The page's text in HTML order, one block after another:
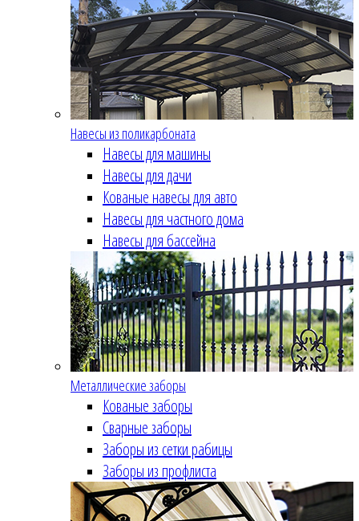
Навесы из поликарбоната
Навесы для машины
Навесы для дачи
Кованые навесы для авто
Навесы для частного дома
Навесы для бассейна
Металлические заборы
Кованые заборы
Сварные заборы
Заборы из сетки рабицы
Заборы из профлиста